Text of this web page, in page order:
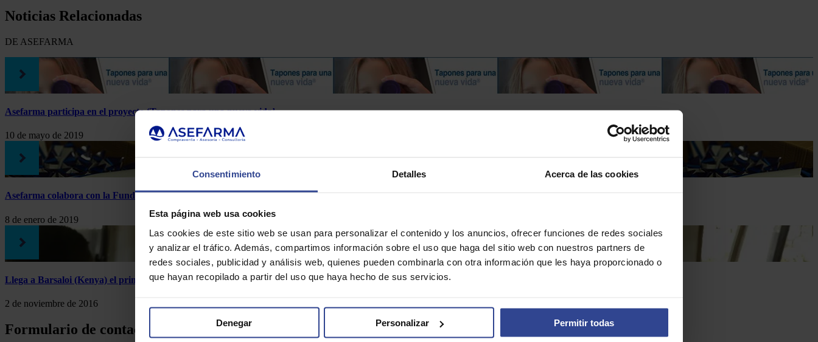
Consentimiento Detalles Acerca de las cookies
Esta página web usa cookies
Las cookies de este sitio web se usan para personalizar el contenido y los anuncios, ofrecer funciones de redes sociales
y analizar el tráfico. Además, compartimos información sobre el uso que haga del sitio web con nuestros partners de
redes sociales, publicidad y análisis web, quienes pueden combinarla con otra información que les haya proporcionado o
que hayan recopilado a partir del uso que haya hecho de sus servicios.
Denegar Personalizar Permitir todas
Noticias Relacionadas
DE ASEFARMA
Asefarma participa en el proyecto ‘Tapones para una nueva vida’
10 de mayo de 2019
Asefarma colabora con la Fundación Juan XXIII para sus regalos de Navidad
8 de enero de 2019
Llega a Barsaloi (Kenya) el primero de los envíos que realizamos
2 de noviembre de 2016
Formulario de contacto